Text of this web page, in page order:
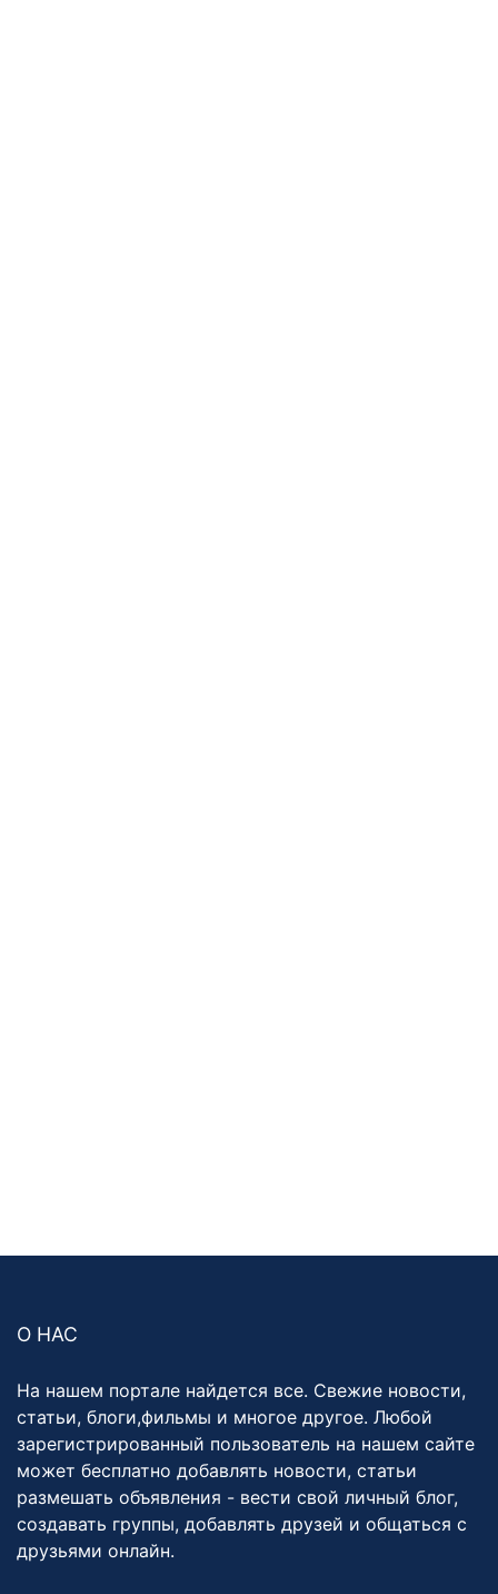
О НАС
На нашем портале найдется все. Свежие новости,
статьи, блоги,фильмы и многое другое. Любой
зарегистрированный пользователь на нашем сайте
может бесплатно добавлять новости, статьи
размешать объявления - вести свой личный блог,
создавать группы, добавлять друзей и общаться с
друзьями онлайн.